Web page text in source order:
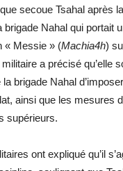
secoue Tsahal après
brigade Nahal qui portait
« Messie » (Machia4h)
a précisé qu’elle
brigade Nahal d’imposer
ainsi que les mesures
supérieurs.
ont expliqué qu’il